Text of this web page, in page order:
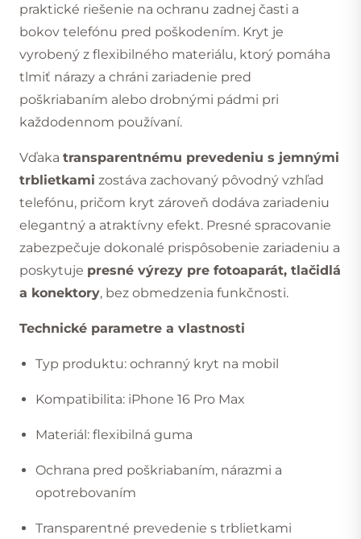
praktické riešenie na ochranu zadnej časti a
bokov telefónu pred poškodením. Kryt je
vyrobený z flexibilného materiálu, ktorý pomáha
tlmiť nárazy a chráni zariadenie pred
poškriabaním alebo drobnými pádmi pri
každodennom používaní.
Vďaka transparentnému prevedeniu s jemnými
trblietkami zostáva zachovaný pôvodný vzhľad
telefónu, pričom kryt zároveň dodáva zariadeniu
elegantný a atraktívny efekt. Presné spracovanie
zabezpečuje dokonalé prispôsobenie zariadeniu a
poskytuje presné výrezy pre fotoaparát, tlačidlá
a konektory, bez obmedzenia funkčnosti.
Technické parametre a vlastnosti
Typ produktu: ochranný kryt na mobil
Kompatibilita: iPhone 16 Pro Max
Materiál: flexibilná guma
Ochrana pred poškriabaním, nárazmi a
opotrebovaním
Transparentné prevedenie s trblietkami